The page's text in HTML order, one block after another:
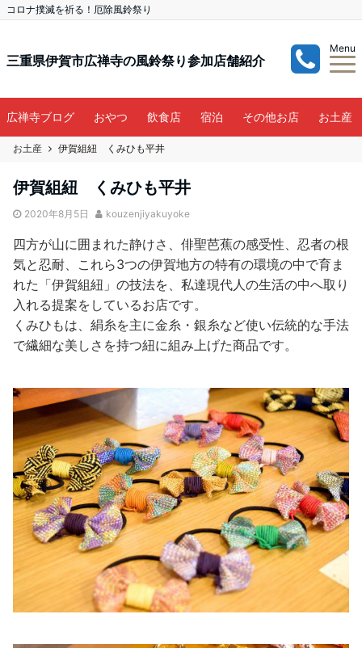
コロナ撲滅を祈る！厄除風鈴祭り
三重県伊賀市広禅寺の風鈴祭り参加店舗紹介
Menu
広禅寺ブログ おやつ 飲食店 宿泊 その他お店 お土産
お土産 伊賀組紐 くみひも平井
伊賀組紐 くみひも平井
2020年8月5日 kouzenjiyakuyoke
四方が山に囲まれた静けさ、俳聖芭蕉の感受性、忍者の根
気と忍耐、これら3つの伊賀地方の特有の環境の中で育ま
れた「伊賀組紐」の技法を、私達現代人の生活の中へ取り
入れる提案をしているお店です。
くみひもは、絹糸を主に金糸・銀糸など使い伝統的な手法
で繊細な美しさを持つ紐に組み上げた商品です。